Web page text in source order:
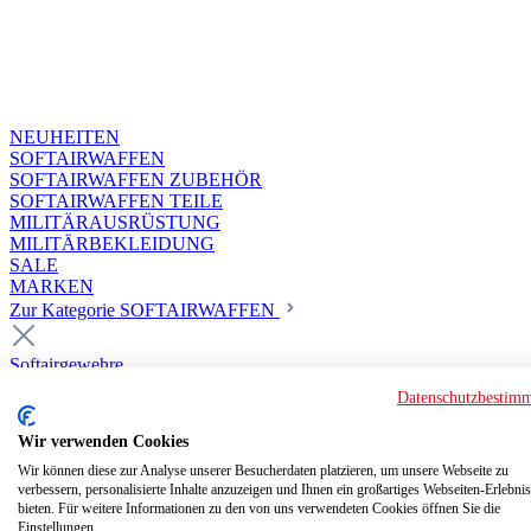
NEUHEITEN
SOFTAIRWAFFEN
SOFTAIRWAFFEN ZUBEHÖR
SOFTAIRWAFFEN TEILE
MILITÄRAUSRÜSTUNG
MILITÄRBEKLEIDUNG
SALE
MARKEN
Zur Kategorie SOFTAIRWAFFEN
Softairgewehre
Deluxe Custom Guns ab 18
Softair elektrisch ab 18
Softair elektrisch ab 14
Softair gasbetrieben ab 18
Softair HPA Luftdruck ab 18
Historische Softairwaffen
Wir verwenden Cookies
Wir können diese zur Analyse unserer Besucherdaten platzieren, um unsere Webseite zu
verbessern, personalisierte Inhalte anzuzeigen und Ihnen ein großartiges Webseiten-
bieten. Für weitere Informationen zu den von uns verwendeten Cookies öffnen Sie die
Einstellungen.